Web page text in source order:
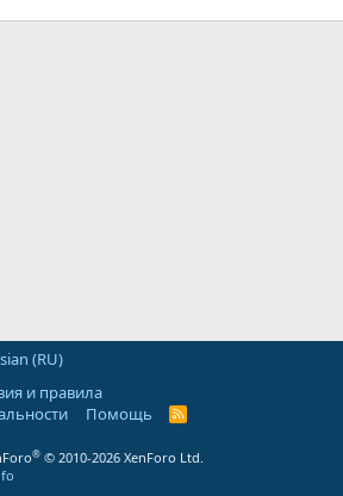
(RU)
и правила
Помощь
R
® © 2010-2026 XenForo Ltd.